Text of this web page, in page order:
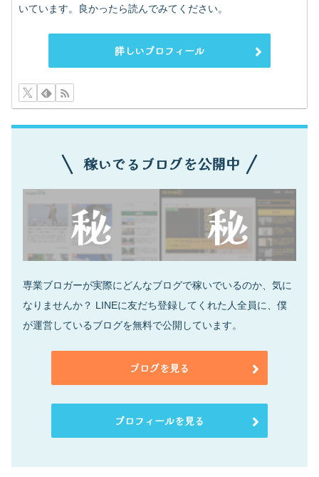
いています。良かったら読んでみてください。
詳しいプロフィール
稼いでるブログを公開中
専業ブロガーが実際にどんなブログで稼いでいるのか、気に
なりませんか？ LINEに友だち登録してくれた人全員に、僕
が運営しているブログを無料で公開しています。
ブログを見る
プロフィールを見る